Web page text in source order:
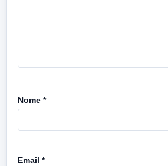
Nome *
Email *